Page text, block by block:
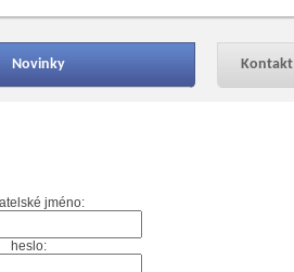
Novinky Kontakt
jméno:
heslo: